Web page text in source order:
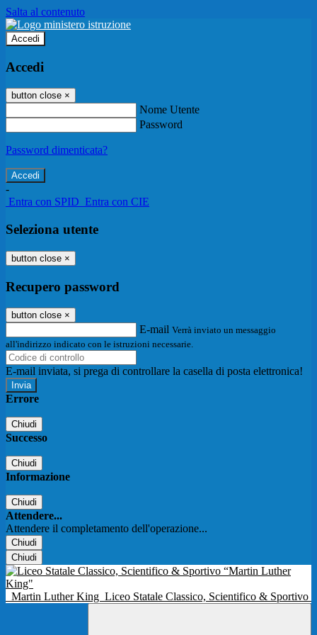
Salta al contenuto
Accedi
Accedi
button close ×
Nome Utente
Password
Password dimenticata?
-
Entra con SPID Entra con CIE
Seleziona utente
button close ×
Recupero password
button close ×
E-mail Verrà inviato un messaggio
all'indirizzo indicato con le istruzioni necessarie.
E-mail inviata, si prega di controllare la casella di posta elettronica!
Errore
Chiudi
Successo
Chiudi
Informazione
Chiudi
Attendere...
Attendere il completamento dell'operazione...
Chiudi
Chiudi
Martin Luther King Liceo Statale Classico, Scientifico & Sportivo